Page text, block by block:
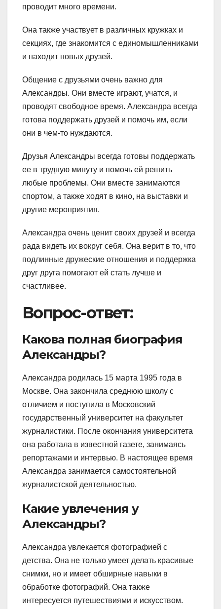
проводит много времени.
Она также участвует в различных кружках и
секциях, где знакомится с единомышленниками
и находит новых друзей.
Общение с друзьями очень важно для
Александры. Они вместе играют, учатся, и
проводят свободное время. Александра всегда
готова поддержать друзей и помочь им, если
они в чем-то нуждаются.
Друзья Александры всегда готовы поддержать
ее в трудную минуту и помочь ей решить
любые проблемы. Они вместе занимаются
спортом, а также ходят в кино, на выставки и
другие мероприятия.
Александра очень ценит своих друзей и всегда
рада видеть их вокруг себя. Она верит в то, что
подлинные дружеские отношения и поддержка
друг друга помогают ей стать лучше и
счастливее.
Вопрос-ответ:
Какова полная биография
Александры?
Александра родилась 15 марта 1995 года в
Москве. Она закончила среднюю школу с
отличием и поступила в Московский
государственный университет на факультет
журналистики. После окончания университета
она работала в известной газете, занимаясь
репортажами и интервью. В настоящее время
Александра занимается самостоятельной
журналистской деятельностью.
Какие увлечения у
Александры?
Александра увлекается фотографией с
детства. Она не только умеет делать красивые
снимки, но и имеет обширные навыки в
обработке фотографий. Она также
интересуется путешествиями и искусством.